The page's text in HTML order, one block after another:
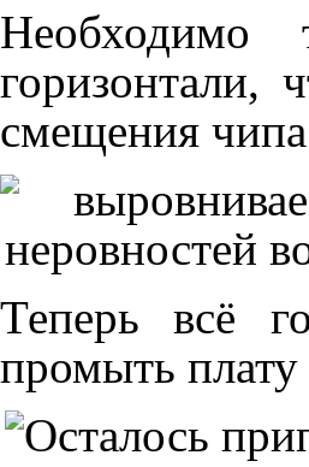
Необходимо
горизонтали,
смещения
Теперь всё
промыть